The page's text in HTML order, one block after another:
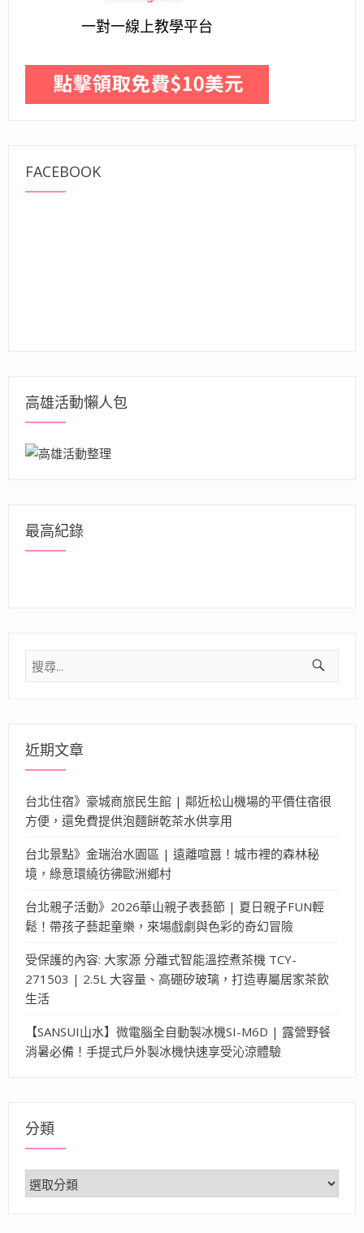
一對一線上教學平台
FACEBOOK
高雄活動懶人包
最高紀錄
搜
尋
近期文章
台北住宿》豪城商旅民生館 | 鄰近松山機場的平價住宿很
方便，還免費提供泡麵餅乾茶水供享用
台北景點》金瑞治水園區 | 遠離喧囂！城市裡的森林秘
境，綠意環繞彷彿歐洲鄉村
台北親子活動》2026華山親子表藝節 | 夏日親子FUN輕
鬆！帶孩子藝起童樂，來場戲劇與色彩的奇幻冒險
受保護的內容: 大家源 分離式智能溫控煮茶機 TCY-
271503 | 2.5L 大容量、高硼矽玻璃，打造專屬居家茶飲
生活
【SANSUI山水】微電腦全自動製冰機SI-M6D | 露營野餐
消暑必備！手提式戶外製冰機快速享受沁涼體驗
分類
分
類